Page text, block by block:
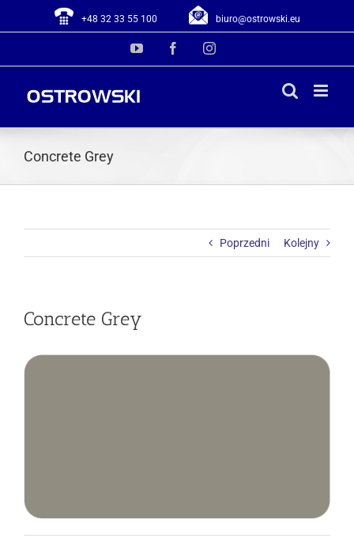
do
+48 32 33 55 100 biuro@ostrowski.eu
YouTube FacebookInstagram
Concrete Grey
Poprzedni Kolejny
Concrete Grey
Pokaż